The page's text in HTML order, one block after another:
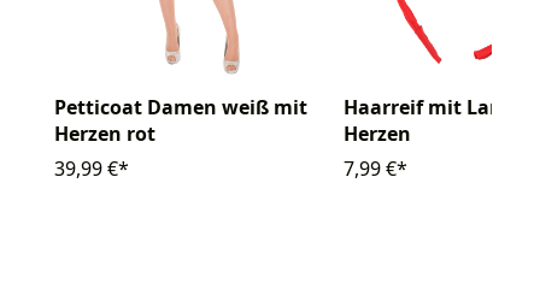
Petticoat Damen weiß mit
Herzen rot
39,99 €*
Haarreif mit
Herzen
7,99 €*